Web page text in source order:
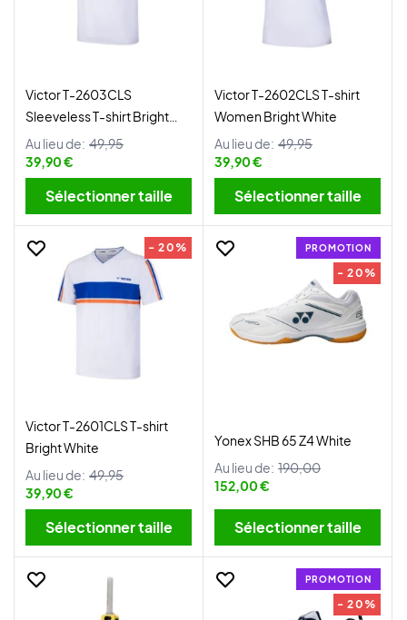
Victor T-2603CLS
Sleeveless T-shirt Bright
White
Au lieu de: 49,95
39,90 €
Sélectionner taille
Victor T-2602CLS T-shirt
Women Bright White
Au lieu de: 49,95
39,90 €
Sélectionner taille
- 20%
Victor T-2601CLS T-shirt
Bright White
Au lieu de: 49,95
39,90 €
Sélectionner taille
PROMOTION
- 20%
Yonex SHB 65 Z4 White
Au lieu de: 190,00
152,00 €
Sélectionner taille
PROMOTION
- 20%